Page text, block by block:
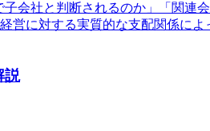
社と判断されるのか」「関連
に対する実質的な支配関係に
説